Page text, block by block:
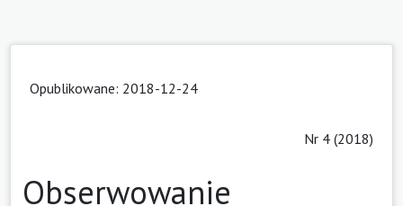
Opublikowane: 2018-12-24
Nr 4 (2018)
Obserwowanie